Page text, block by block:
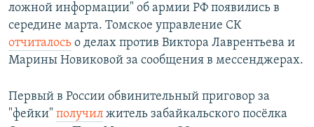
ложной информации" об армии РФ появились в
середине марта. Томское управление СК
отчиталось о делах против Виктора Лаврентьева и
Марины Новиковой за сообщения в мессенджерах.
Первый в России обвинительный приговор за
"фейки" получил житель забайкальского посёлка